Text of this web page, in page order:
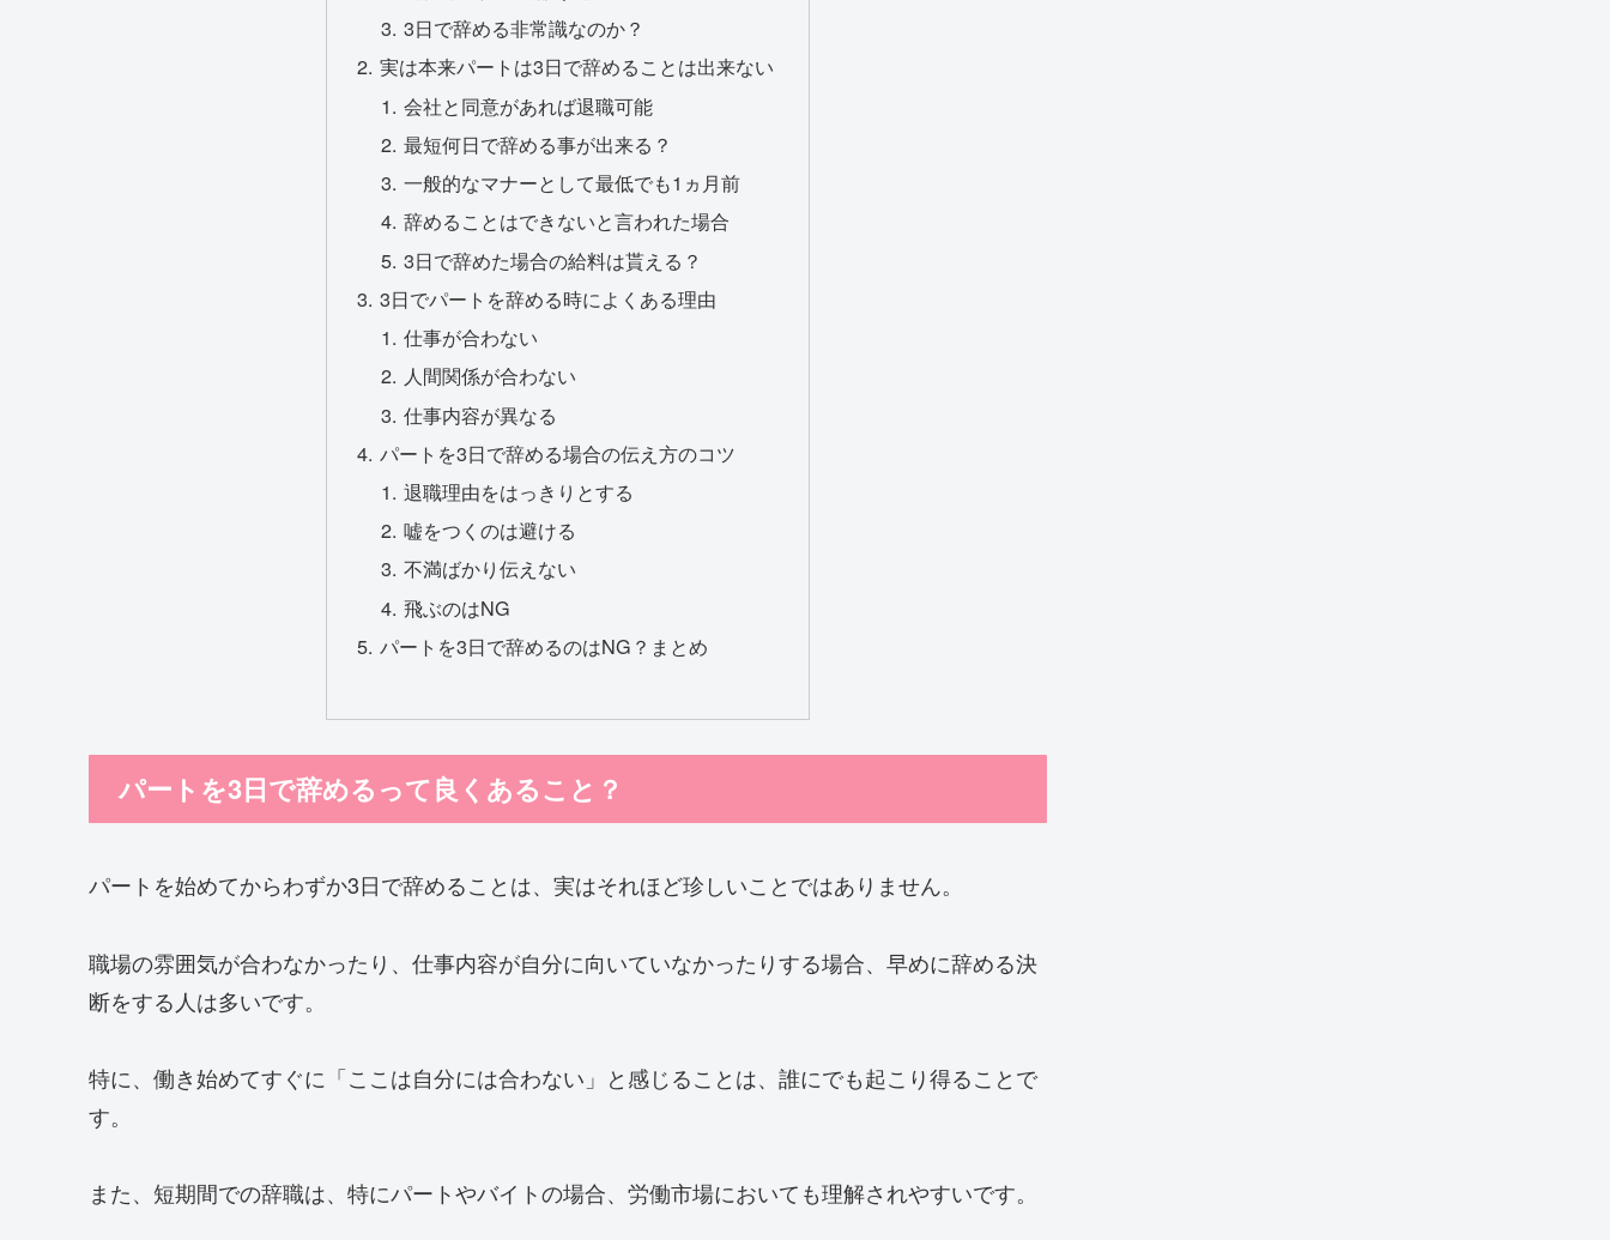
3日で辞める非常識なのか？
実は本来パートは3日で辞めることは出来ない
会社と同意があれば退職可能
最短何日で辞める事が出来る？
一般的なマナーとして最低でも1ヵ月前
辞めることはできないと言われた場合
3日で辞めた場合の給料は貰える？
3日でパートを辞める時によくある理由
仕事が合わない
人間関係が合わない
仕事内容が異なる
パートを3日で辞める場合の伝え方のコツ
退職理由をはっきりとする
嘘をつくのは避ける
不満ばかり伝えない
飛ぶのはNG
パートを3日で辞めるのはNG？まとめ
パートを3日で辞めるって良くあること？
パートを始めてからわずか3日で辞めることは、実はそれほど珍しいことではありません。
職場の雰囲気が合わなかったり、仕事内容が自分に向いていなかったりする場合、早めに辞める決
断をする人は多いです。
特に、働き始めてすぐに「ここは自分には合わない」と感じることは、誰にでも起こり得ることで
す。
また、短期間での辞職は、特にパートやバイトの場合、労働市場においても理解されやすいです。